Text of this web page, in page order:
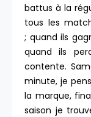
battus à la
tous les
; quand ils
quand ils
contente.
minute, je
la marque,
saison je